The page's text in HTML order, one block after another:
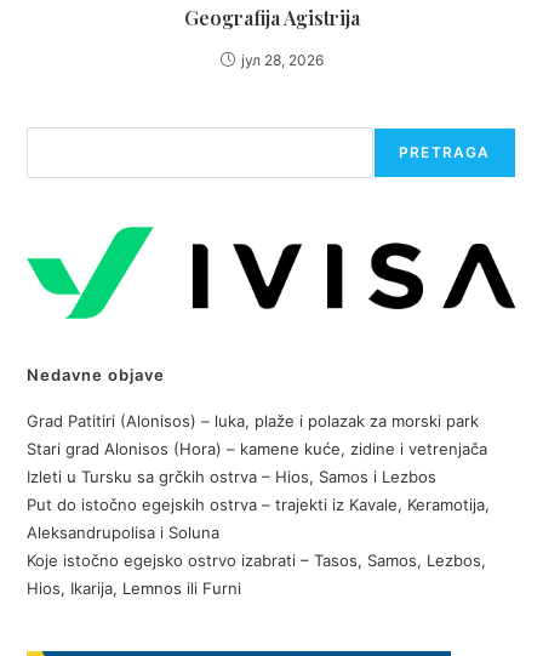
Geografija Agistrija
јул 28, 2026
PRETRAGA
Nedavne objave
Grad Patitiri (Alonisos) – luka, plaže i polazak za morski park
Stari grad Alonisos (Hora) – kamene kuće, zidine i vetrenjača
Izleti u Tursku sa grčkih ostrva – Hios, Samos i Lezbos
Put do istočno egejskih ostrva – trajekti iz Kavale, Keramotija,
Aleksandrupolisa i Soluna
Koje istočno egejsko ostrvo izabrati – Tasos, Samos, Lezbos,
Hios, Ikarija, Lemnos ili Furni